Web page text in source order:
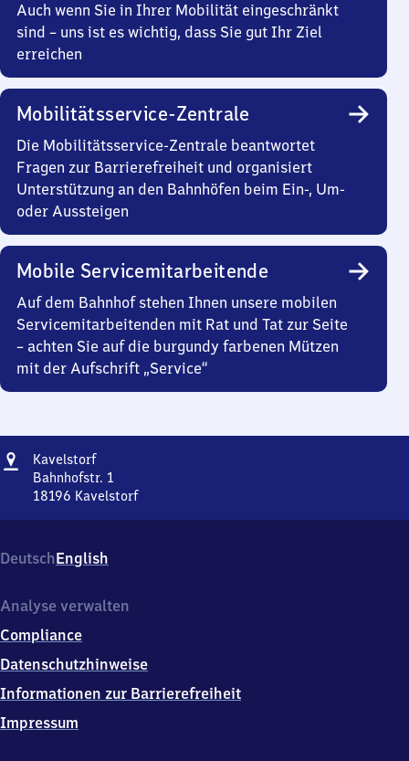
Auch wenn Sie in Ihrer Mobilität eingeschränkt
sind – uns ist es wichtig, dass Sie gut Ihr Ziel
erreichen
Mobilitätsservice-Zentrale
Die Mobilitätsservice-Zentrale beantwortet
Fragen zur Barrierefreiheit und organisiert
Unterstützung an den Bahnhöfen beim Ein-, Um-
oder Aussteigen
Mobile Servicemitarbeitende
Auf dem Bahnhof stehen Ihnen unsere mobilen
Servicemitarbeitenden mit Rat und Tat zur Seite
– achten Sie auf die burgundy farbenen Mützen
mit der Aufschrift „Service“
Adresse
KavelstorfKavelstorf
Bahnhofstr. 1
18196 Kavelstorf
1,
1
1
6
Kavelstorf
DeutschEnglish
Analyse verwalten
Compliance
Datenschutzhinweise
Informationen zur Barrierefreiheit
Impressum